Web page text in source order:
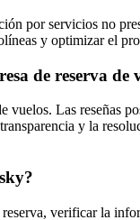
por servicios no
y optimizar el
de reserva de
Las reseñas
y la
verificar la